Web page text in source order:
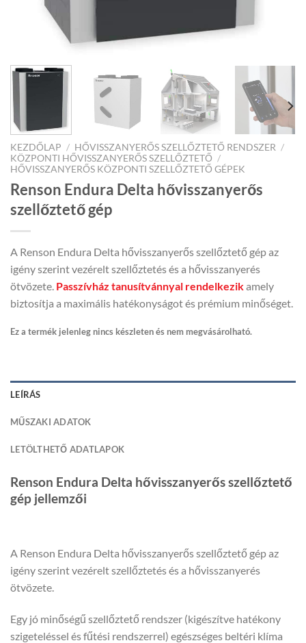
KEZDŐLAP / HŐVISSZANYERŐS SZELLŐZTETŐ RENDSZER /
KÖZPONTI HŐVISSZANYERŐS SZELLŐZTETŐ /
HŐVISSZANYERŐS KÖZPONTI SZELLŐZTETŐ GÉPEK
Renson Endura Delta hővisszanyerős
szellőztető gép
A Renson Endura Delta hővisszanyerős szellőztető gép az
igény szerint vezérelt szellőztetés és a hővisszanyerés
ötvözete. Passzívház tanusítvánnyal rendelkezikamely
biztosítja a maximális hatékonyságot és prémium minőséget.
Ez a termék jelenleg nincs készleten és nem megvásárolható.
LEÍRÁS
MŰSZAKI ADATOK
LETÖLTHETŐ ADATLAPOK
Renson Endura Delta hővisszanyerős szellőztető
gép jellemzői
A Renson Endura Delta hővisszanyerős szellőztető gép az
igény szerint vezérelt szellőztetés és a hővisszanyerés
ötvözete.
Egy jó minőségű szellőztető rendszer (kigészítve hatékony
szigeteléssel és fűtési rendszerrel) egészséges beltéri klíma